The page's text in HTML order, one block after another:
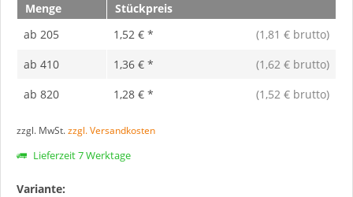
Menge
Stückpreis
ab 205 1,52 € *
(1,81 € brutto)
ab 410 1,36 € *
(1,62 € brutto)
ab 820 1,28 € * (1,52 € brutto)
zzgl. MwSt.zzgl. Versandkosten
Lieferzeit 7 Werktage
Variante: